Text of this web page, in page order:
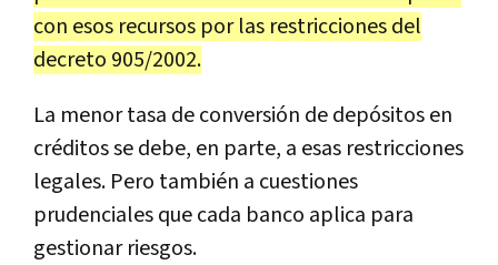
con esos recursos por las restricciones del
decreto 905/2002.
La menor tasa de conversión de depósitos en
créditos se debe, en parte, a esas restricciones
legales. Pero también a cuestiones
prudenciales que cada banco aplica para
gestionar riesgos.